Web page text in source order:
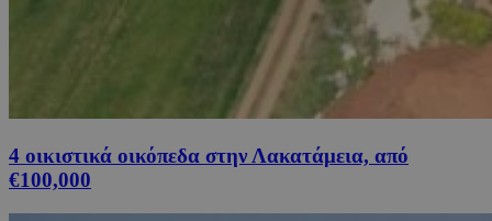
4 οικιστικά οικόπεδα στην Λακατάμεια, από
€100,000